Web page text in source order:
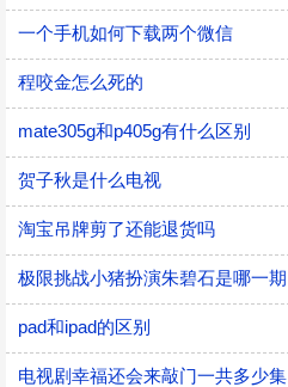
一个手机如何下载两个微信
程咬金怎么死的
mate305g和p405g有什么区别
贺子秋是什么电视
淘宝吊牌剪了还能退货吗
极限挑战小猪扮演朱碧石是哪一期
pad和ipad的区别
电视剧幸福还会来敲门一共多少集